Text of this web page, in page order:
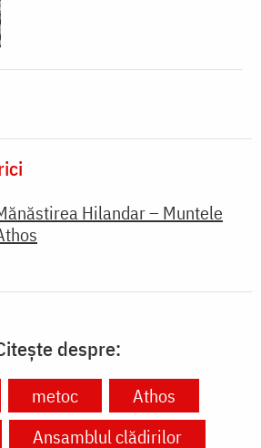
Hilandar – Muntele
despre:
metoc
Athos
Ansamblul clădirilor